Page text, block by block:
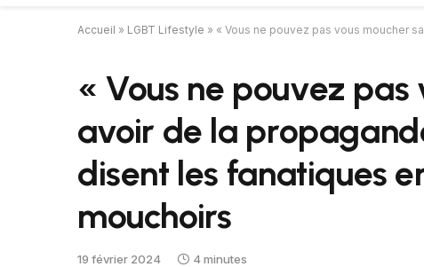
Accueil » LGBT Lifestyle » « Vous ne pouvez pas vous moucher
« Vous ne pouvez pas
avoir de la
disent les fanatiques
mouchoirs
19 février 2024 4 minutes